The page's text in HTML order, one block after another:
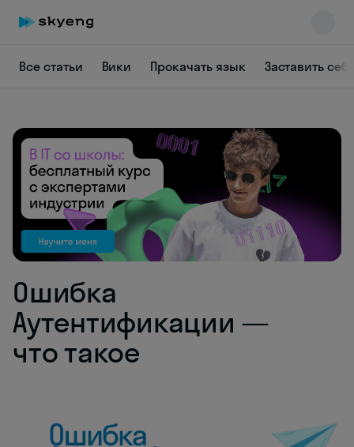
Все статьи Вики Прокачать язык Заставить
Ошибка
Аутентификации —
что такое
Skyeng Chat
online